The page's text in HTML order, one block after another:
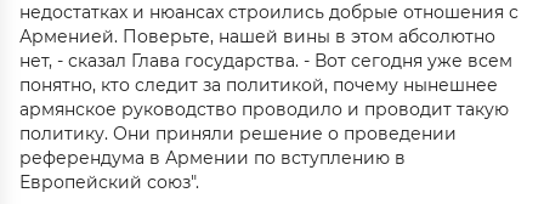
недостатках и нюансах строились добрые отношения с
Арменией. Поверьте, нашей вины в этом абсолютно
нет, - сказал Глава государства. - Вот сегодня уже всем
понятно, кто следит за политикой, почему нынешнее
армянское руководство проводило и проводит такую
политику. Они приняли решение о проведении
референдума в Армении по вступлению в
Европейский союз".